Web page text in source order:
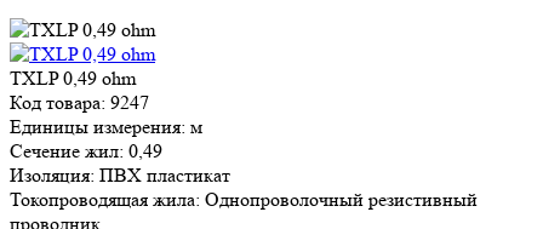
TXLP 0,49 ohm
Код товара: 9247
Единицы измерения: м
Сечение жил: 0,49
Изоляция: ПВХ пластикат
Токопроводящая жила: Однопроволочный резистивный
проводник